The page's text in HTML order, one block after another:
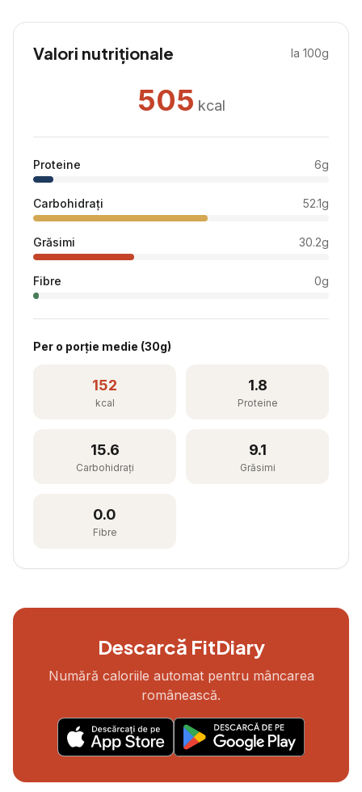
Valori nutriționale la 100g
505 kcal
Proteine 6g
Carbohidrați 52.1g
Grăsimi 30.2g
Fibre 0g
Per o porție medie (30g)
152
kcal
1.8
Proteine
15.6
Carbohidrați
9.1
Grăsimi
0.0
Fibre
Descarcă FitDiary
Numără caloriile automat pentru mâncarea
românească.